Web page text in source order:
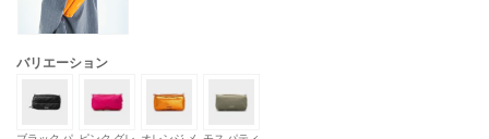
バリエーション